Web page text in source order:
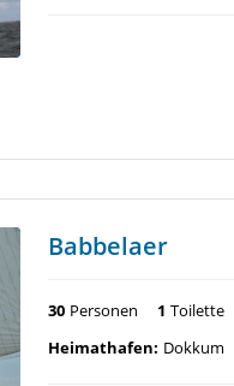
Babbelaer
30 Personen 1 Toilette
Heimathafen: Dokkum